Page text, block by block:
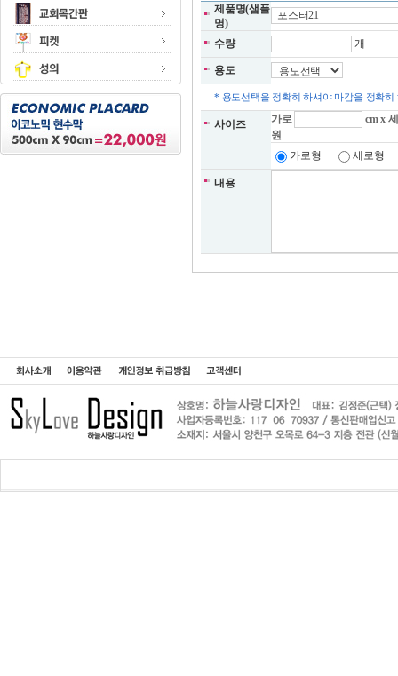
제품명(샘플
명)
수량
개
용도
* 용도선택을 정확히 하셔야 마감을 정확히
사이즈 가로
cm x
원
가로형
세로형
내용